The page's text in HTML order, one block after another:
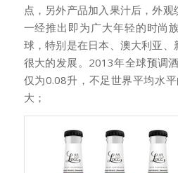
点，另外产品加入果汁后，外
一经推出即为广大年轻的时尚
球，特别是在日本、澳大利亚
很大的发展。2013年全球预调
仅为0.08升，不足世界平均水
大；